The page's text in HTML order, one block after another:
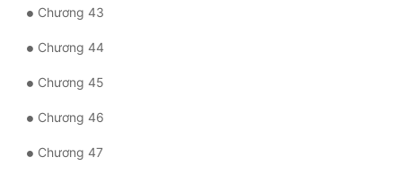
Chương 43
Chương 44
Chương 45
Chương 46
Chương 47